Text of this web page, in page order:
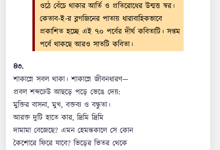
ওঠে বেঁচে থাকার আর্তি ও প্রতিরোধের উন্মত্ত স্বর।
কেতাব-ই-র ব্লগজিনের পাতায় ধারাবাহিকভাবে
প্রকাশিত হচ্ছে এই ৭০ পর্বের দীর্ঘ কবিতাটি। সপ্তম
পর্বে থাকছে আরও সাতটি কবিতা।
৪৩.
শাকান্নে সবল থাকা। শাকান্নে জীবনধারণ—
প্রবল শব্দঢেউ আছড়ে পড়ে ভেঙে দেয়:
মুক্তির বাসনা, মুখ, বক্তব্য ও বন্ধুতা।
আরক্ত দুটি হাতে কার, দ্রিমি দ্রিমি
দামামা বেজেছে? এমন হেমন্তকালে সে কোন
কৈশোরে ফিরে যাবে? ভিড়ের ভিতর থেকে